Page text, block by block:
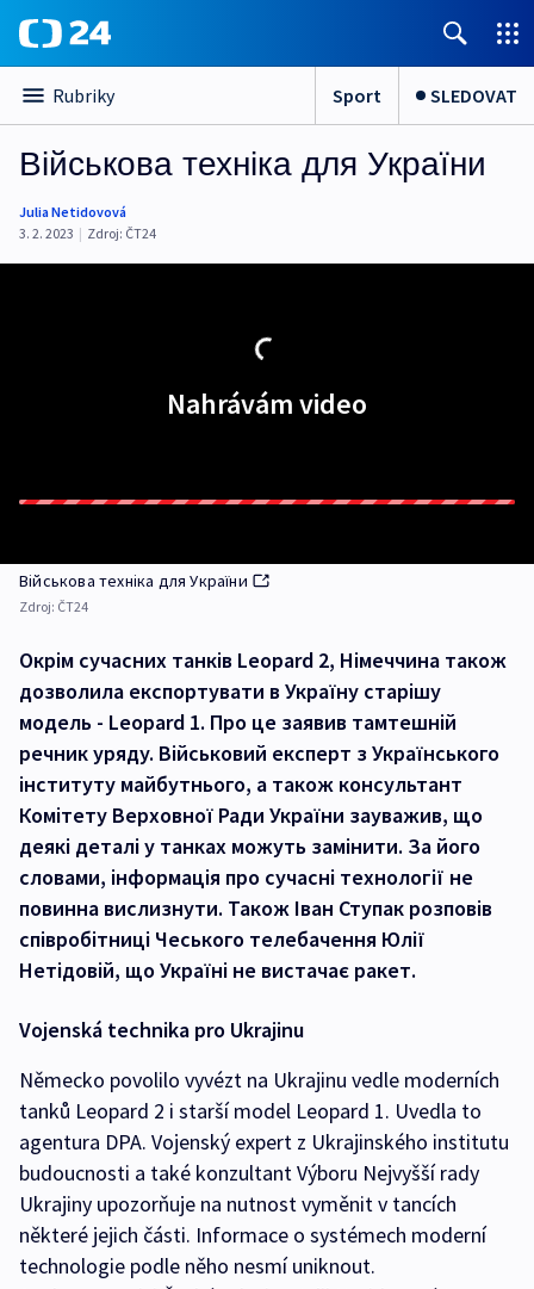
Rubriky Sport SLEDOVAT
Військова техніка для України
Julia Netidovová
3. 2. 2023 | Zdroj: ČT24
Nahrávám video
Військова техніка для України
Zdroj: ČT24
Окрім сучасних танків Leopard 2, Німеччина також
дозволила експортувати в Україну старішу
модель - Leopard 1. Про це заявив тамтешній
речник уряду. Військовий експерт з Українського
інституту майбутнього, а також консультант
Комітету Верховної Ради України зауважив, що
деякі деталі у танках можуть замінити. За його
словами, інформація про сучасні технології не
повинна вислизнути. Також Іван Ступак розповів
співробітниці Чеського телебачення Юлії
Нетідовій, що Україні не вистачає ракет.
Vojenská technika pro Ukrajinu
Německo povolilo vyvézt na Ukrajinu vedle moderních
tanků Leopard 2 i starší model Leopard 1. Uvedla to
agentura DPA. Vojenský expert z Ukrajinského institutu
budoucnosti a také konzultant Výboru Nejvyšší rady
Ukrajiny upozorňuje na nutnost vyměnit v tancích
některé jejich části. Informace o systémech moderní
technologie podle něho nesmí uniknout.